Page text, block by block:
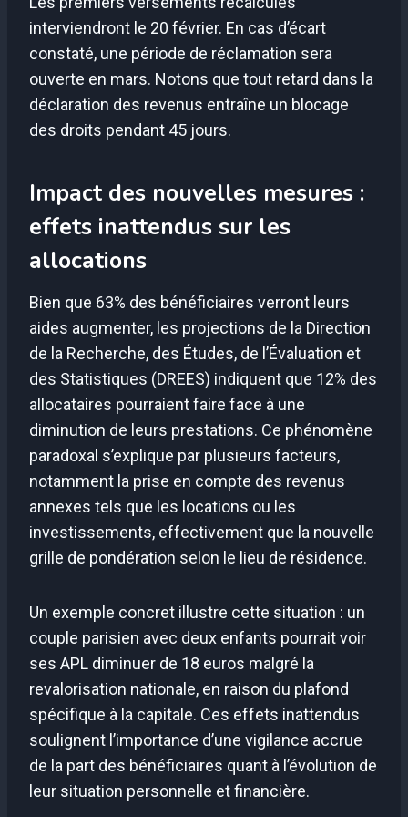
interviendront le 20 février. En cas d’écart
constaté, une période de réclamation sera
ouverte en mars. Notons que tout retard dans la
déclaration des revenus entraîne un blocage
des droits pendant 45 jours.
Impact des nouvelles mesures :
effets inattendus sur les
allocations
Bien que 63% des bénéficiaires verront leurs
aides augmenter, les projections de la Direction
de la Recherche, des Études, de l’Évaluation et
des Statistiques (DREES) indiquent que 12% des
allocataires pourraient faire face à une
diminution de leurs prestations. Ce phénomène
paradoxal s’explique par plusieurs facteurs,
notamment la prise en compte des revenus
annexes tels que les locations ou les
investissements, effectivement que la nouvelle
grille de pondération selon le lieu de résidence.
Un exemple concret illustre cette situation : un
couple parisien avec deux enfants pourrait voir
ses APL diminuer de 18 euros malgré la
revalorisation nationale, en raison du plafond
spécifique à la capitale. Ces effets inattendus
soulignent l’importance d’une vigilance accrue
de la part des bénéficiaires quant à l’évolution de
leur situation personnelle et financière.